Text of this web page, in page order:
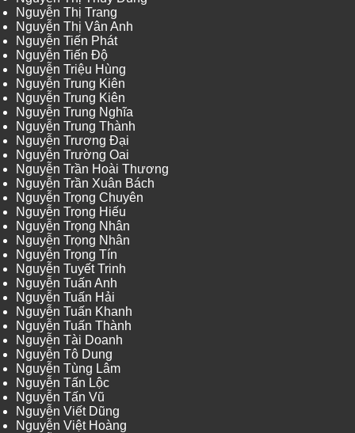
Nguyễn Thị Trang
Nguyễn Thị Vân Anh
Nguyễn Tiến Phát
Nguyễn Tiến Độ
Nguyễn Triệu Hùng
Nguyễn Trung Kiên
Nguyễn Trung Kiên
Nguyễn Trung Nghĩa
Nguyễn Trung Thành
Nguyễn Trương Đại
Nguyễn Trường Oai
Nguyễn Trần Hoài Thương
Nguyễn Trần Xuân Bách
Nguyễn Trọng Chuyên
Nguyễn Trọng Hiếu
Nguyễn Trọng Nhân
Nguyễn Trọng Nhân
Nguyễn Trọng Tín
Nguyễn Tuyết Trinh
Nguyễn Tuấn Anh
Nguyễn Tuấn Hải
Nguyễn Tuấn Khanh
Nguyễn Tuấn Thành
Nguyễn Tài Doanh
Nguyễn Tô Dung
Nguyễn Tùng Lâm
Nguyễn Tấn Lộc
Nguyễn Tấn Vũ
Nguyễn Viết Dũng
Nguyễn Việt Hoàng